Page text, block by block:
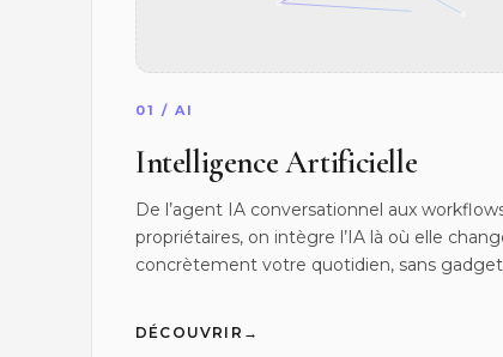
01 / AI
Intelligence Artificielle
De l’agent IA conversationnel aux
propriétaires, on intègre l’IA là où elle
concrètement votre quotidien, sans
DÉCOUVRIR →